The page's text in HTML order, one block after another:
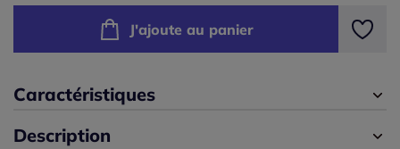
En stock
46/48 -En stock
50/52 -En stock
J'ajoute au panier
Caractéristiques
Description